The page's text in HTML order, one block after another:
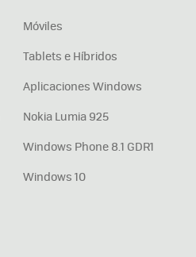
Móviles
Tablets e Híbridos
Aplicaciones Windows
Nokia Lumia 925
Windows Phone 8.1 GDR1
Windows 10